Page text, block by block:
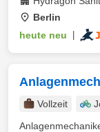
Berlin
heute neu
Vollzeit